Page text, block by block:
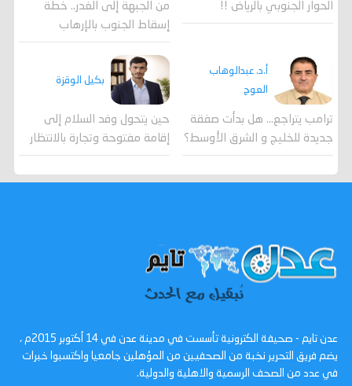
الحوار الجنوبي بالرياض !!
من الجبهة إلى الغدر.. خطة
إسقاط الجنوب بالإرهاب
أ.د. عبدالوهاب
العوج
ترامب يتراجع... هل بدأت صفقة
جديدة للخليج و الشرق الأوسط؟
بكيل الوقزة
حين يتحول وفد السلام إلى
إقامة مفتوحة وتجارة بالانتظار
عدن تايم - صحيفة الكترونية تأسست في مدينة عدن في 14 أكتوبر 2015م ،
يضم فريق التحرير نخبة من الصحفيين من المؤهلين جامعيا واكتسبوا خبرات
في عدد من الصحف الرسمية والاهلية والدولية.